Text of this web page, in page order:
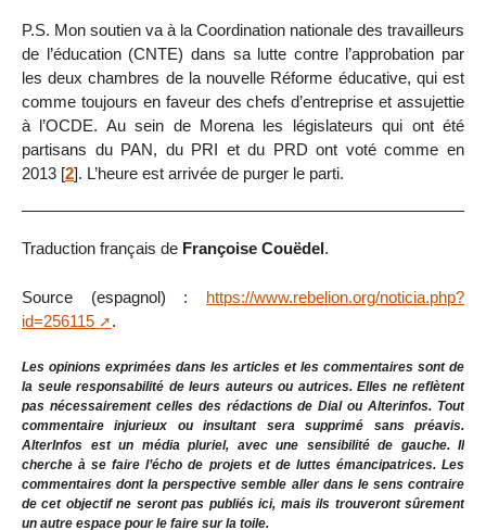
P.S. Mon soutien va à la Coordination nationale des travailleurs
de l’éducation (CNTE) dans sa lutte contre l’approbation par
les deux chambres de la nouvelle Réforme éducative, qui est
comme toujours en faveur des chefs d’entreprise et assujettie
à l’OCDE. Au sein de Morena les législateurs qui ont été
partisans du PAN, du PRI et du PRD ont voté comme en
2013 [2]. L’heure est arrivée de purger le parti.
Traduction français de Françoise Couëdel.
Source (espagnol) : https://www.rebelion.org/noticia.php?
id=256115
.
Les opinions exprimées dans les articles et les commentaires sont de
la seule responsabilité de leurs auteurs ou autrices. Elles ne reflètent
pas nécessairement celles des rédactions de Dial ou Alterinfos. Tout
commentaire injurieux ou insultant sera supprimé sans préavis.
AlterInfos est un média pluriel, avec une sensibilité de gauche. Il
cherche à se faire l’écho de projets et de luttes émancipatrices. Les
commentaires dont la perspective semble aller dans le sens contraire
de cet objectif ne seront pas publiés ici, mais ils trouveront sûrement
un autre espace pour le faire sur la toile.